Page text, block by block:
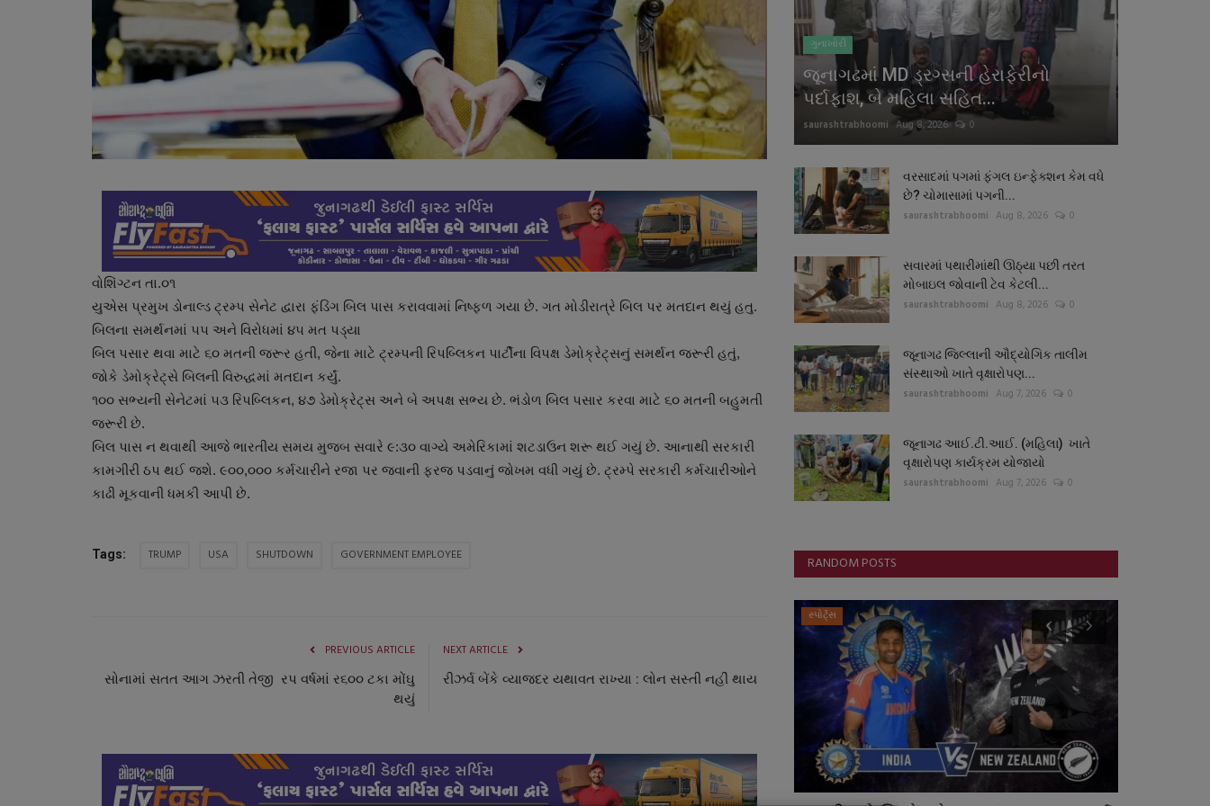
વોશિંગ્ટન તા.૦૧
યુએસ પ્રમુખ ડોનાલ્ડ ટ્રમ્પ સેનેટ દ્વારા ફંડિંગ બિલ પાસ કરાવવામાં નિષ્ફળ ગયા છે. ગત મોડીરાત્રે બિલ પર મતદાન થયું હતુ.
બિલના સમર્થનમાં ૫૫ અને વિરોધમાં ૪૫ મત પડ્યા
બિલ પસાર થવા માટે ૬૦ મતની જરૂર હતી, જેના માટે ટ્રમ્પની રિપબ્લિકન પાર્ટીના વિપક્ષ ડેમોક્રેટ્સનું સમર્થન જરૂરી હતું,
જોકે ડેમોક્રેટ્સે બિલની વિરુદ્ધમાં મતદાન કર્યું.
૧૦૦ સભ્યની સેનેટમાં ૫૩ રિપબ્લિકન, ૪૭ ડેમોક્રેટ્સ અને બે અપક્ષ સભ્ય છે. ભંડોળ બિલ પસાર કરવા માટે ૬૦ મતની બહુમતી
જરૂરી છે.
બિલ પાસ ન થવાથી આજે ભારતીય સમય મુજબ સવારે ૯:૩૦ વાગ્યે અમેરિકામાં શટડાઉન શરૂ થઈ ગયું છે. આનાથી સરકારી
કામગીરી ઠપ થઈ જશે. ૯૦૦,૦૦૦ કર્મચારીને રજા પર જવાની ફરજ પડવાનું જોખમ વધી ગયું છે. ટ્રમ્પે સરકારી કર્મચારીઓને
કાઢી મૂકવાની ધમકી આપી છે.
Tags: TRUMP USA SHUTDOWN GOVERNMENT EMPLOYEE
PREVIOUS ARTICLE
સોનામાં સતત આગ ઝરતી તેજી રપ વર્ષમાં ર૬૦૦ ટકા મોંઘુ
થયું
NEXT ARTICLE
રીઝર્વ બેંકે વ્યાજદર યથાવત રાખ્યા : લોન સસ્તી નહીં થાય
ગુનાખોરી
જૂનાગઢમાં MD ડ્રગ્સની હેરાફેરીનો
પર્દાફાશ, બે મહિલા સહિત...
saurashtrabhoomi Aug 8, 2026 0
વરસાદમાં પગમાં ફંગલ ઇન્ફેક્શન કેમ વધે
છે? ચોમાસામાં પગની...
saurashtrabhoomi Aug 8, 2026 0
સવારમાં પથારીમાંથી ઊઠ્યા પછી તરત
મોબાઇલ જોવાની ટેવ કેટલી...
saurashtrabhoomi Aug 8, 2026 0
જૂનાગઢ જિલ્લાની ઔદ્યોગિક તાલીમ
સંસ્થાઓ ખાતે વૃક્ષારોપણ...
saurashtrabhoomi Aug 7, 2026 0
જૂનાગઢ આઈ.ટી.આઈ. (મહિલા) ખાતે
વૃક્ષારોપણ કાર્યક્રમ યોજાયો
saurashtrabhoomi Aug 7, 2026 0
RANDOM POSTS
સ્પોર્ટ્સ